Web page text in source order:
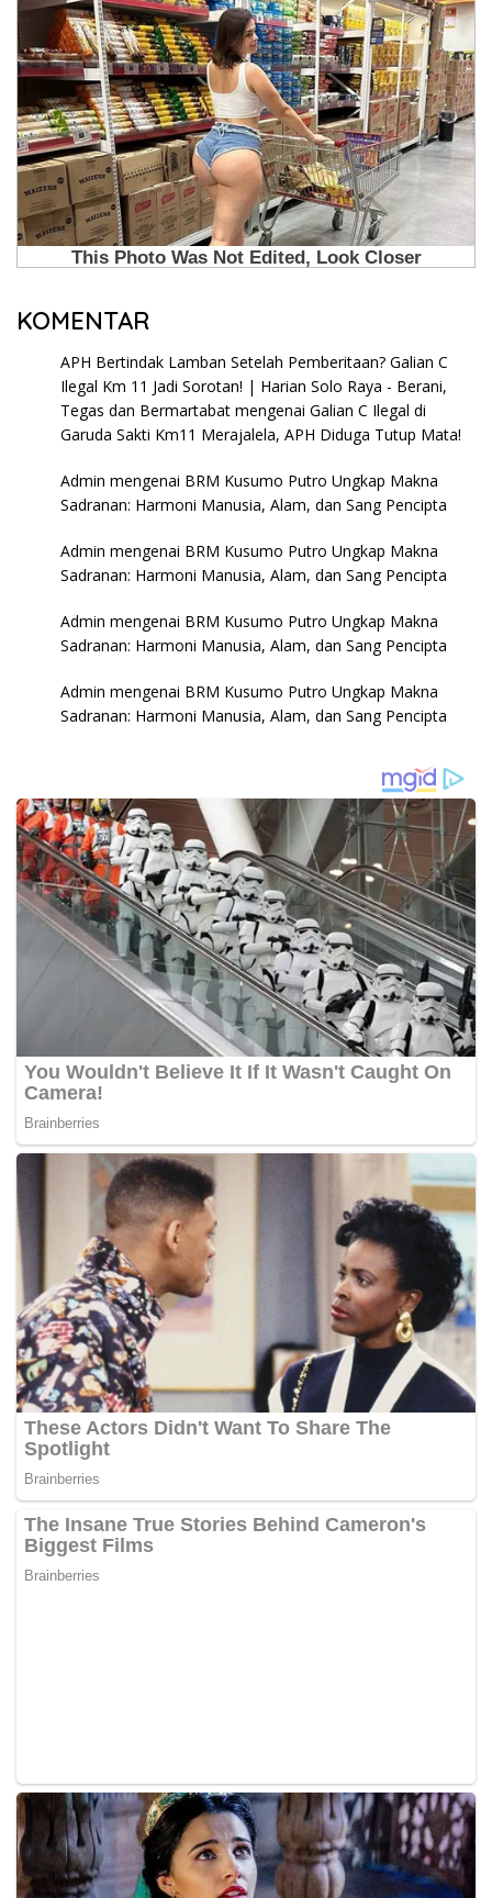
KOMENTAR
APH Bertindak Lamban Setelah Pemberitaan? Galian C
Ilegal Km 11 Jadi Sorotan! | Harian Solo Raya - Berani,
Tegas dan Bermartabat mengenai Galian C Ilegal di
Garuda Sakti Km11 Merajalela, APH Diduga Tutup Mata!
Admin mengenai BRM Kusumo Putro Ungkap Makna
Sadranan: Harmoni Manusia, Alam, dan Sang Pencipta
Admin mengenai BRM Kusumo Putro Ungkap Makna
Sadranan: Harmoni Manusia, Alam, dan Sang Pencipta
Admin mengenai BRM Kusumo Putro Ungkap Makna
Sadranan: Harmoni Manusia, Alam, dan Sang Pencipta
Admin mengenai BRM Kusumo Putro Ungkap Makna
Sadranan: Harmoni Manusia, Alam, dan Sang Pencipta